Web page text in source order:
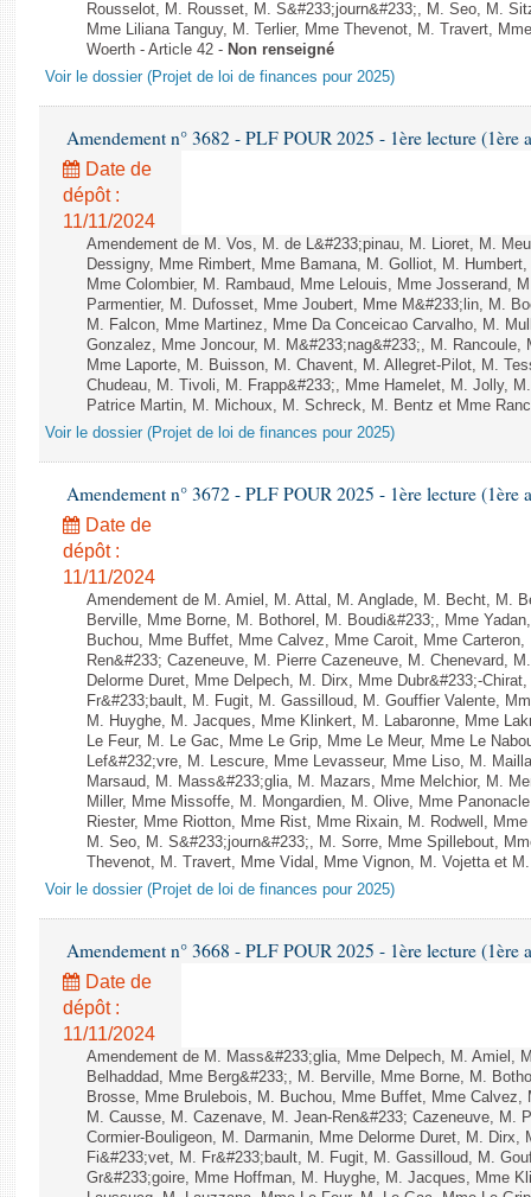
Rousselot, M. Rousset, M. S&#233;journ&#233;, M. Seo, M.
Mme Liliana Tanguy, M. Terlier, Mme Thevenot, M. Travert,
Woerth - Article 42 - Non renseigné
Voir le dossier (Projet de loi de finances pour 2025)
Amendement n° 3682 - PLF POUR 2025 - 1ère lecture (1ère
Date de
dépôt :
11/11/2024
Amendement de M. Vos, M. de L&#233;pinau, M. Lioret, M.
Dessigny, Mme Rimbert, Mme Bamana, M. Golliot, M.
Mme Colombier, M. Rambaud, Mme Lelouis, Mme Josserand,
Parmentier, M. Dufosset, Mme Joubert, Mme M&#233;lin, M.
M. Falcon, Mme Martinez, Mme Da Conceicao Carvalho, M.
Gonzalez, Mme Joncour, M. M&#233;nag&#233;, M.
Mme Laporte, M. Buisson, M. Chavent, M. Allegret-Pilot, M.
Chudeau, M. Tivoli, M. Frapp&#233;, Mme Hamelet, M. Jolly,
Patrice Martin, M. Michoux, M. Schreck, M. Bentz et Mme
Voir le dossier (Projet de loi de finances pour 2025)
Amendement n° 3672 - PLF POUR 2025 - 1ère lecture (1ère
Date de
dépôt :
11/11/2024
Amendement de M. Amiel, M. Attal, M. Anglade, M. Becht, M.
Berville, Mme Borne, M. Bothorel, M. Boudi&#233;, Mme
Buchou, Mme Buffet, Mme Calvez, Mme Caroit, Mme
Ren&#233; Cazeneuve, M. Pierre Cazeneuve, M. Chenevard,
Delorme Duret, Mme Delpech, M. Dirx, Mme Dubr&#233;-
Fr&#233;bault, M. Fugit, M. Gassilloud, M. Gouffier Valente,
M. Huyghe, M. Jacques, Mme Klinkert, M. Labaronne, Mme
Le Feur, M. Le Gac, Mme Le Grip, Mme Le Meur, Mme Le
Lef&#232;vre, M. Lescure, Mme Levasseur, Mme Liso, M.
Marsaud, M. Mass&#233;glia, M. Mazars, Mme Melchior, M.
Miller, Mme Missoffe, M. Mongardien, M. Olive, Mme
Riester, Mme Riotton, Mme Rist, Mme Rixain, M. Rodwell,
M. Seo, M. S&#233;journ&#233;, M. Sorre, Mme Spillebout,
Thevenot, M. Travert, Mme Vidal, Mme Vignon, M. Vojetta et
Voir le dossier (Projet de loi de finances pour 2025)
Amendement n° 3668 - PLF POUR 2025 - 1ère lecture (1ère
Date de
dépôt :
11/11/2024
Amendement de M. Mass&#233;glia, Mme Delpech, M. Amiel,
Belhaddad, Mme Berg&#233;, M. Berville, Mme Borne, M.
Brosse, Mme Brulebois, M. Buchou, Mme Buffet, Mme Calvez,
M. Causse, M. Cazenave, M. Jean-Ren&#233; Cazeneuve, M.
Cormier-Bouligeon, M. Darmanin, Mme Delorme Duret, M. Dirx,
Fi&#233;vet, M. Fr&#233;bault, M. Fugit, M. Gassilloud, M.
Gr&#233;goire, Mme Hoffman, M. Huyghe, M. Jacques, Mme